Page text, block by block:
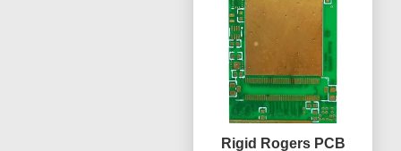
Rigid Rogers PCB